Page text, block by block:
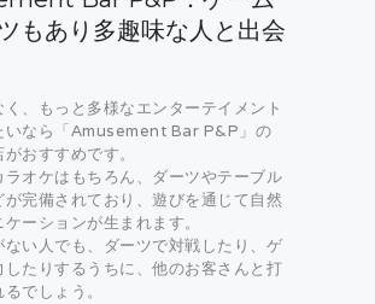
もあり多趣味な人と出会
、もっと多様なエンターテイメント
いなら「Amusement Bar P&P」の
おすすめです。
ラオケはもちろん、ダーツやテーブル
が完備されており、遊びを通じて自然
ーションが生まれます。
ない人でも、ダーツで対戦したり、ゲ
したりするうちに、他のお客さんと打
でしょう。